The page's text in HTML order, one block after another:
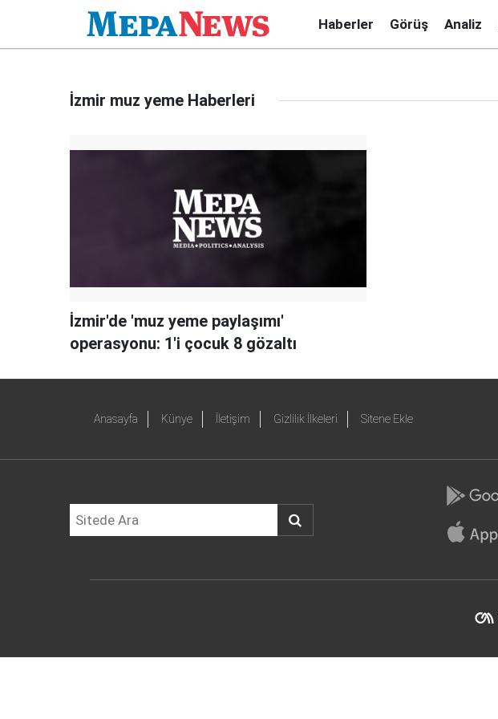
Haberler Görüş Analiz
İzmir muz yeme Haberleri
İzmir'de 'muz yeme paylaşımı'
operasyonu: 1'i çocuk 8 gözaltı
Anasayfa Künye İletişim Gizlilik İlkeleri Sitene Ekle